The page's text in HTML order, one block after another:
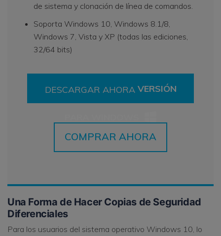
de sistema y clonación de línea de comandos.
Soporta Windows 10, Windows 8.1/8,
Windows 7, Vista y XP (todas las ediciones,
32/64 bits)
DESCARGAR AHORA VERSIÓN
COMPRAR AHORA
Una Forma de Hacer Copias de Seguridad
Diferenciales
Para los usuarios del sistema operativo Windows 10, lo